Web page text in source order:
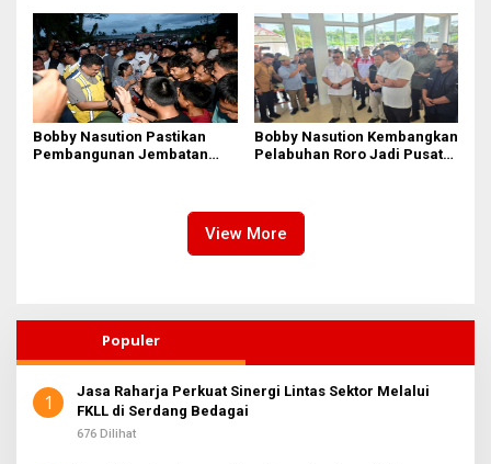
Unsur Konsultan dan Komite
Tidak Ada
Bobby Nasution Pastikan
Pembangunan Jembatan
Bobby Nasution Kembangkan
Pelabuhan Roro Jadi Pusat
View More
Populer
1
Jasa Raharja Perkuat Sinergi Lintas Sektor Melalui
FKLL di Serdang Bedagai
676 Dilihat